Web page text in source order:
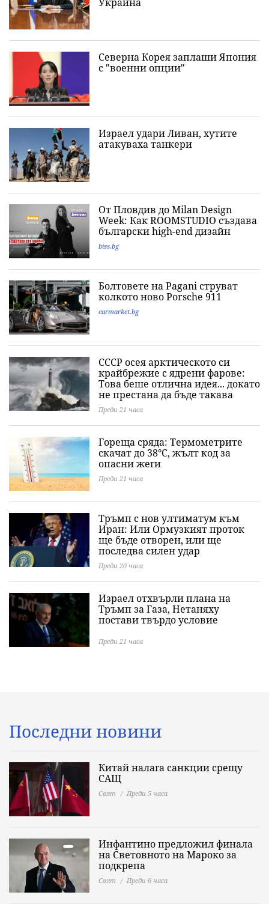
Северна Корея заплаши Япония
с "военни опции"
Израел удари Ливан, хутите
атакуваха танкери
От Пловдив до Milan Design
Week: Как ROOMSTUDIO създава
български high-end дизайн
biss.bg
Болтовете на Pagani струват
колкото ново Porsche 911
carmarket.bg
СССР осея арктическото си
крайбрежие с ядрени фарове:
Това беше отлична идея... докато
не престана да бъде такава
Преди 21 часа
Гореща сряда: Термометрите
скачат до 38°C, жълт код за
опасни жеги
Преди 21 часа
Тръмп с нов ултиматум към
Иран: Или Ормузкият проток
ще бъде отворен, или ще
последва силен удар
Преди 20 часа
Израел отхвърли плана на
Тръмп за Газа, Нетаняху
постави твърдо условие
Преди 21 часа
Последни новини
Китай налага санкции срещу
САЩ
Свят Преди 5 часа
Инфантино предложил финала
на Световното на Мароко за
подкрепа
Свят Преди 6 часа